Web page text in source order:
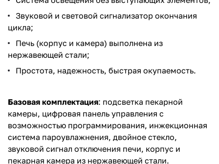
Звуковой и световой сигнализатор окончания
цикла;
Печь (корпус и камера) выполнена из
нержавеющей стали;
Простота, надежность, быстрая окупаемость.
Базовая комплектация: подсветка пекарной
камеры, цифровая панель управления с
возможностью программирования, инжекционная
система пароувлажнения, двойное стекло,
звуковой сигнал отключения печи, корпус и
пекарная камера из нержавеющей стали.